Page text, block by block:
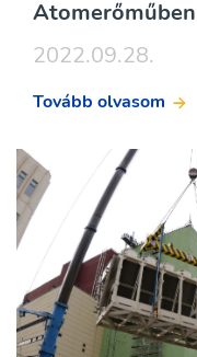
Atomerőműben
2022.09.28.
Tovább olvasom